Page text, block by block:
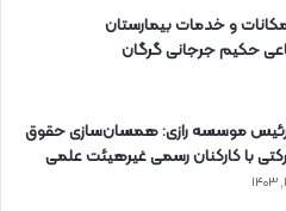
و خدمات بیمارستان
حکیم جرجانی گرگان
موسسه رازی: همسان‌سازی حقوق
با کارکنان رسمی غیرهیئت علمی